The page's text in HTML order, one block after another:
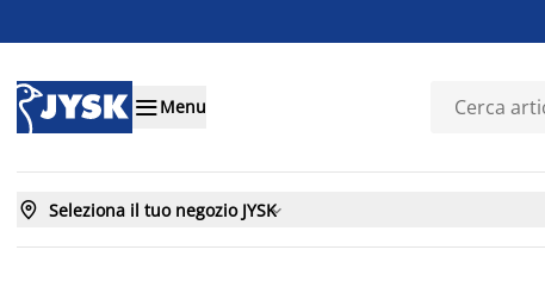
Menu
 Seleziona il tuo negozio JYSK